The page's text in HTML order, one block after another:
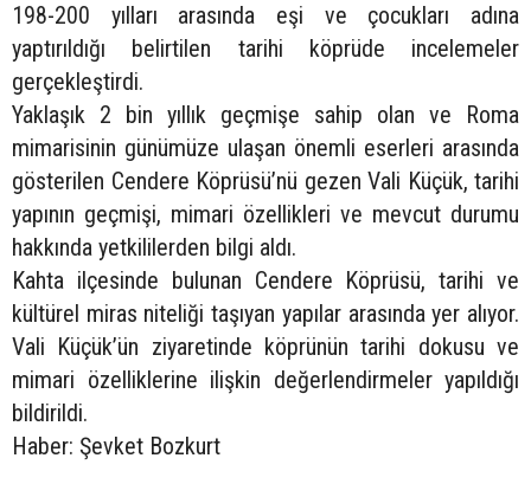
198-200 yılları arasında eşi ve çocukları adına
yaptırıldığı belirtilen tarihi köprüde incelemeler
gerçekleştirdi.
Yaklaşık 2 bin yıllık geçmişe sahip olan ve Roma
mimarisinin günümüze ulaşan önemli eserleri arasında
gösterilen Cendere Köprüsü’nü gezen Vali Küçük, tarihi
yapının geçmişi, mimari özellikleri ve mevcut durumu
hakkında yetkililerden bilgi aldı.
Kahta ilçesinde bulunan Cendere Köprüsü, tarihi ve
kültürel miras niteliği taşıyan yapılar arasında yer alıyor.
Vali Küçük’ün ziyaretinde köprünün tarihi dokusu ve
mimari özelliklerine ilişkin değerlendirmeler yapıldığı
bildirildi.
Haber: Şevket Bozkurt